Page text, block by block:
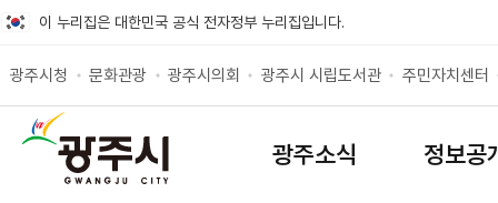
이 누리집은 대한민국 공식 전자정부 누리집입니다.
광주시청 문화관광 광주시의회 광주시 시립도서관 주민자치센터
광주소식 정보공
SITEMAP